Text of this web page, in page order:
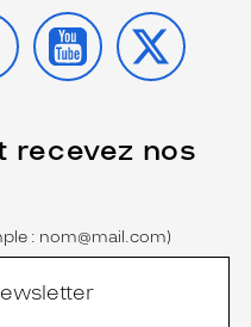
YOUTUBE
X
recevez nos
: nom@mail.com)